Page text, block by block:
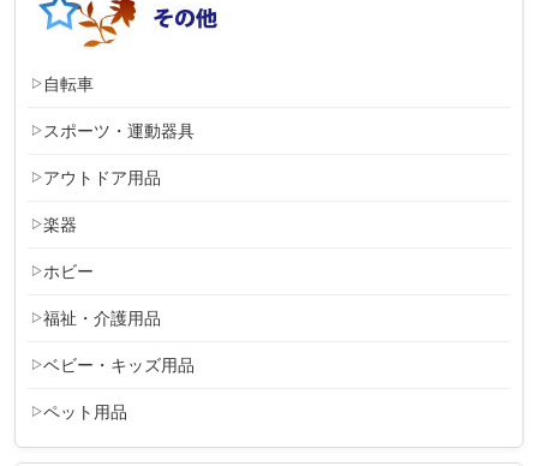
自転車
スポーツ・運動器具
アウトドア用品
楽器
ホビー
福祉・介護用品
ベビー・キッズ用品
ペット用品